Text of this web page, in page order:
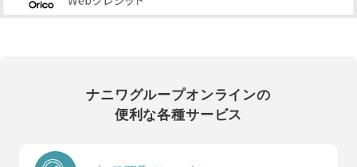
ナニワグループオンラインの
便利な各種サービス